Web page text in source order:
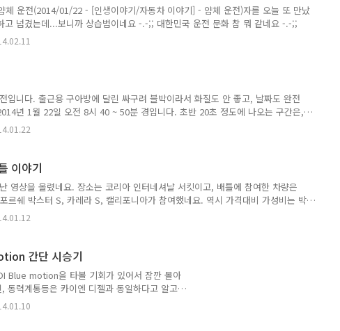
체 운전(2014/01/22 - [인생이야기/자동차 이야기] - 얌체 운전)자를 오늘 또 만났
고 넘겼는데...보니까 상습범이네요 -.-;; 대한민국 운전 문화 참 뭐 같네요 -.-;;
입니다. 출근용 구아방에 달린 싸구려 블박이라서 화질도 안 좋고, 날짜도 완전
년 1월 22일 오전 8시 40 ~ 50분 경입니다. 초반 20초 정도에 나오는 구간은,
조금 넓고, 우회전 하는 차량을 위해서 직진 차량하는 차량들이 왼쪽에 보통 바
대는 양보해 주는 직진 차량들이 있기에 우회전 할 수 있었던 거구요. 그런데 갑
지 왔나보다" 였습니다. 그리고서는 그냥 제 갈길을 갔죠. 그런데 이번에 다시
..
이야기
영상을 올렸네요. 장소는 코리아 인터네셔날 서킷이고, 배틀에 참여한 차량은
르쉐 박스터 S, 카레라 S, 캘리포니아가 참여했네요. 역시 가격대비 가성비는 박
원된거 보니, 쉽게 촬영된거 같지는 않고 막대한 자원이 들어간거 같네요 ^^ 부
간단 시승기
Blue motion을 타볼 기회가 있어서 잠깐 몰아
동력계통등은 카이엔 디젤과 동일하다고 알고
비슷한 느낌을 주네요. 뭐 익스테리어나 인테리
인 파워트레인이 동일해서 그런가 운동 성능은